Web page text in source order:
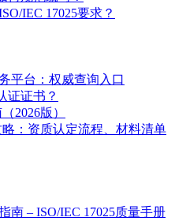
IEC 17025要求？
平台：权威查询入口
证证书？
2026版）
：资质认定流程、材料清单
南 – ISO/IEC 17025质量手册